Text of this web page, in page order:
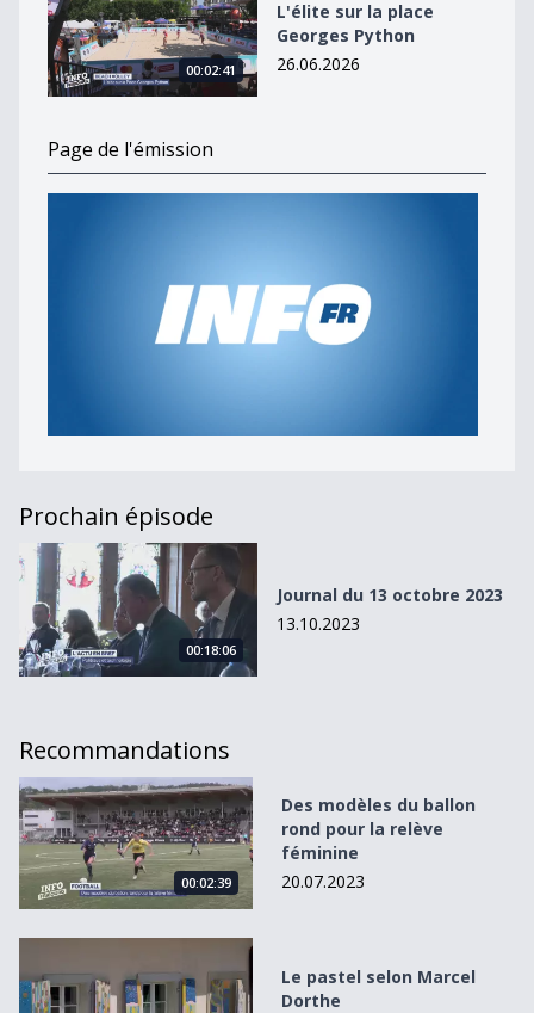
00:02:41
L'élite sur la place
Georges Python
26.06.2026
Page de l'émission
Prochain épisode
Journal du 13 octobre 2023
00:18:06
Journal du 13 octobre 2023
13.10.2023
Recommandations
Des modèles du ballon rond pour la relève féminine
00:02:39
Des modèles du ballon
rond pour la relève
féminine
20.07.2023
Le pastel selon Marcel Dorthe
Le pastel selon Marcel
Dorthe